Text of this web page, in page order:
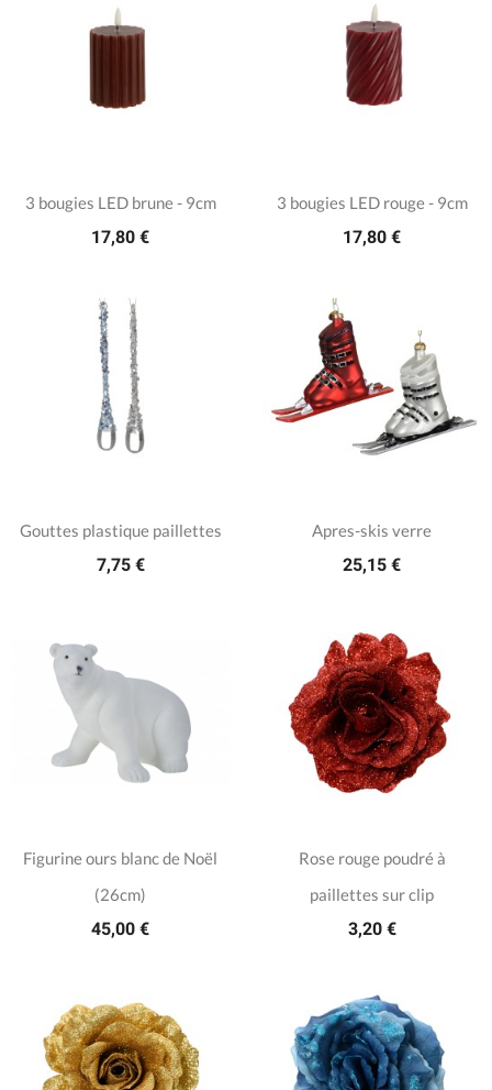
3 bougies LED brune - 9cm
17,80 €
3 bougies LED rouge - 9cm
17,80 €
Gouttes plastique paillettes
7,75 €
Apres-skis verre
25,15 €
Figurine ours blanc de Noël
(26cm)
45,00 €
Rose rouge poudré à
paillettes sur clip
3,20 €